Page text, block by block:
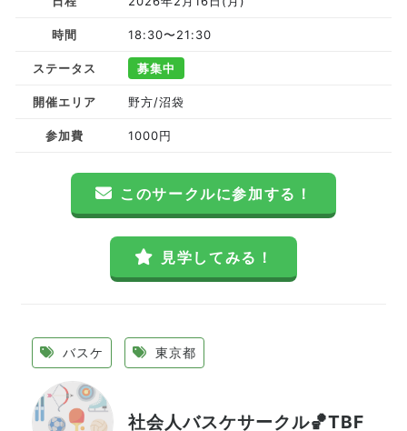
時間 18:30〜21:30
ステータス 募集中
開催エリア 野方/沼袋
参加費 1000円
このサークルに参加する！
見学してみる！
バスケ 東京都
社会人バスケサークル🏀TBF